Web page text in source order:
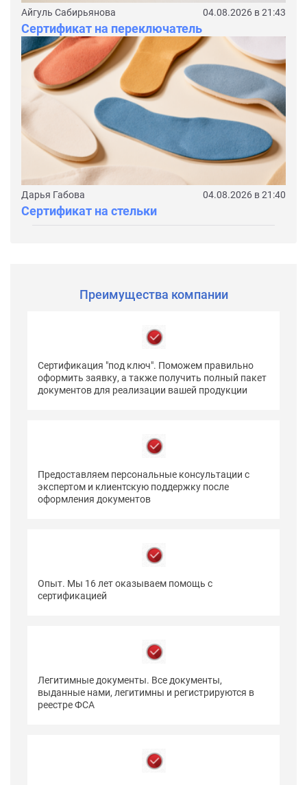
Айгуль Сабирьянова 04.08.2026 в 21:43
Сертификат на переключатель
Дарья Габова 04.08.2026 в 21:40
Сертификат на стельки
Преимущества компании
Сертификация "под ключ". Поможем правильно
оформить заявку, а также получить полный пакет
документов для реализации вашей продукции
Предоставляем персональные консультации с
экспертом и клиентскую поддержку после
оформления документов
Опыт. Мы 16 лет оказываем помощь с
сертификацией
Легитимные документы. Все документы,
выданные нами, легитимны и регистрируются в
реестре ФСА